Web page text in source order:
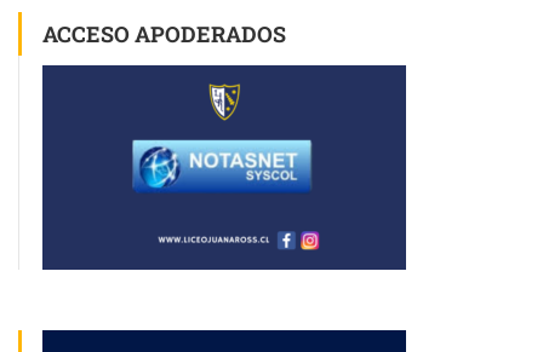
ACCESO APODERADOS